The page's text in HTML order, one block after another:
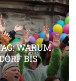
WARUM
BIS